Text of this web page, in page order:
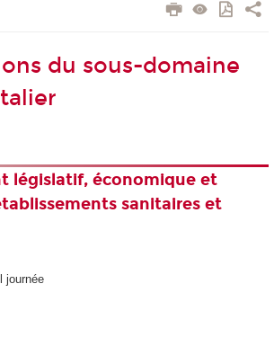
du sous-domaine
législatif, économique et
sanitaires et
journée